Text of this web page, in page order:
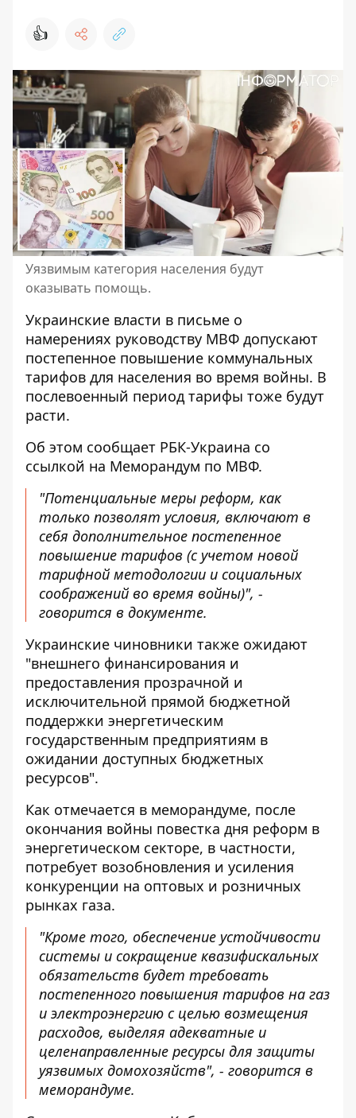
👍
Уязвимым категория населения будут
оказывать помощь.
Украинские власти в письме о
намерениях руководству МВФ допускают
постепенное повышение коммунальных
тарифов для населения во время войны. В
послевоенный период тарифы тоже будут
расти.
Об этом сообщает РБК-Украина со
ссылкой на Меморандум по МВФ.
"Потенциальные меры реформ, как
только позволят условия, включают в
себя дополнительное постепенное
повышение тарифов (с учетом новой
тарифной методологии и социальных
соображений во время войны)", -
говорится в документе.
Украинские чиновники также ожидают
"внешнего финансирования и
предоставления прозрачной и
исключительной прямой бюджетной
поддержки энергетическим
государственным предприятиям в
ожидании доступных бюджетных
ресурсов".
Как отмечается в меморандуме, после
окончания войны повестка дня реформ в
энергетическом секторе, в частности,
потребует возобновления и усиления
конкуренции на оптовых и розничных
рынках газа.
"Кроме того, обеспечение устойчивости
системы и сокращение квазифискальных
обязательств будет требовать
постепенного повышения тарифов на газ
и электроэнергию с целью возмещения
расходов, выделяя адекватные и
целенаправленные ресурсы для защиты
уязвимых домохозяйств", - говорится в
меморандуме.